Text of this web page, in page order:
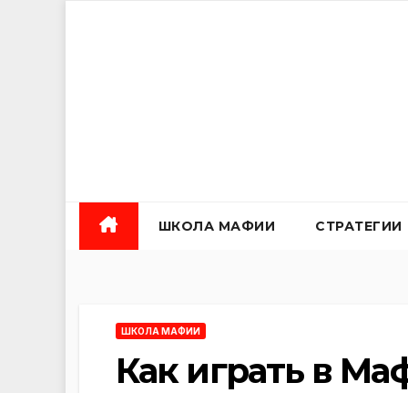
ШКОЛА МАФИИ СТРАТЕГИИ
ШКОЛА МАФИИ
Как играть в